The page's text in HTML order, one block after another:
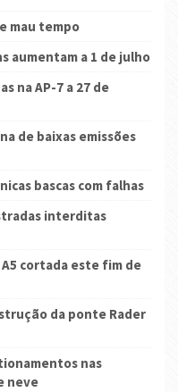
mau tempo
aumentam a 1 de julho
na AP-7 a 27 de
de baixas emissões
bascas com falhas
interditas
A5 cortada este fim de
da ponte Rader
nas
neve